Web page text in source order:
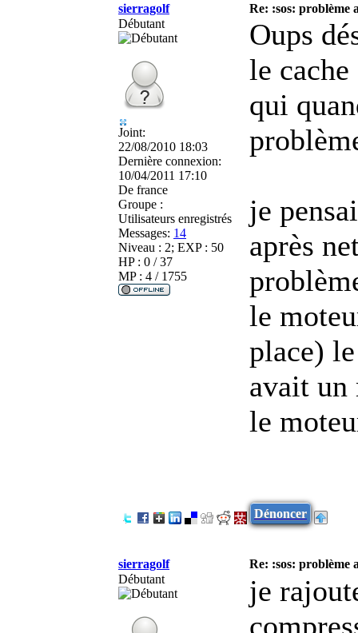
sierragolf
Re: :sos: problème
Débutant
Joint:
22/08/2010 18:03
Dernière connexion:
10/04/2011 17:10
De france
Groupe :
Utilisateurs enregistrés
Messages: 14
Niveau : 2; EXP : 50
HP : 0 / 37
MP : 4 / 1755
Oups
le
qui
je
après
le
place)
avait un
le
Dénoncer
sierragolf
Re: :sos: problème
Débutant
je